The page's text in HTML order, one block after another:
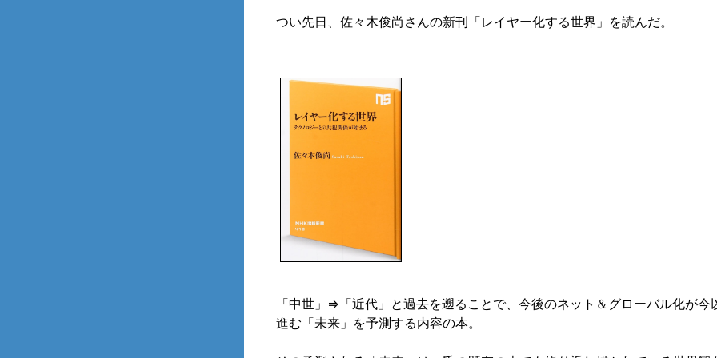
つい先日、佐々木俊尚さんの新刊「レイヤー化する世界」を読んだ。
「中世」⇒「近代」と過去を遡ることで、今後のネット＆グローバル化が今
進む「未来」を予測する内容の本。